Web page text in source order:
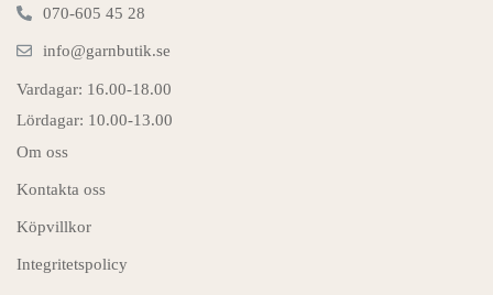
070-605 45 28
info@garnbutik.se
Vardagar: 16.00-18.00
Lördagar: 10.00-13.00
Om oss
Kontakta oss
Köpvillkor
Integritetspolicy